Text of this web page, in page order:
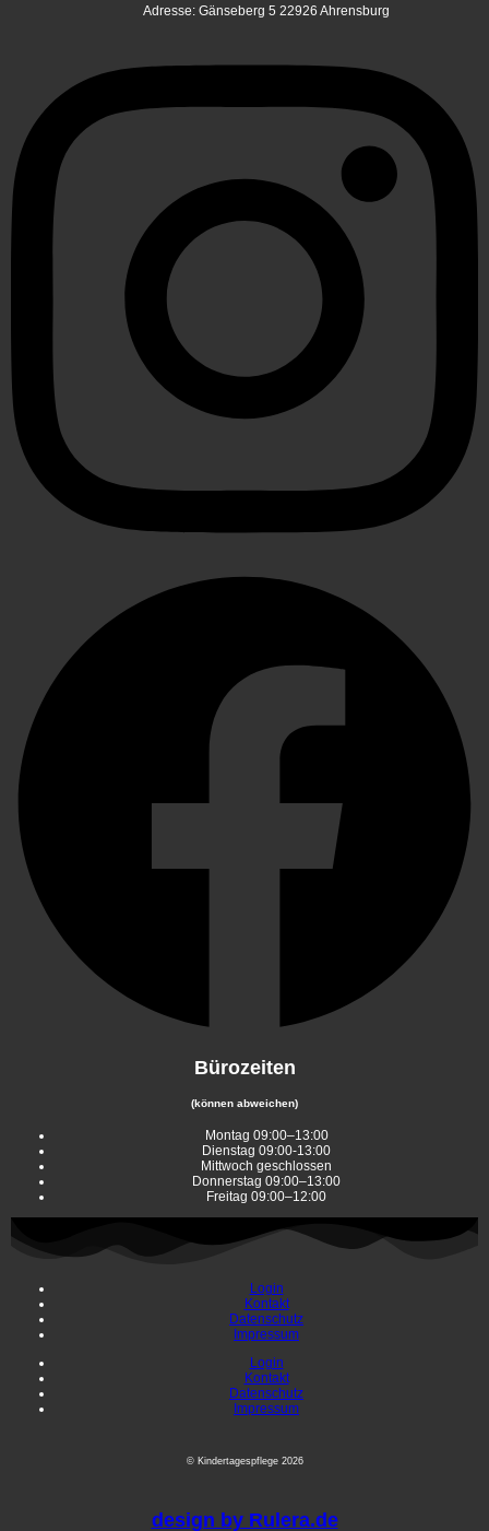
Adresse: Gänseberg 5 22926 Ahrensburg
Bürozeiten
(können abweichen)
Montag 09:00–13:00
Dienstag 09:00-13:00
Mittwoch geschlossen
Donnerstag 09:00–13:00
Freitag 09:00–12:00
Login
Kontakt
Datenschutz
Impressum
Login
Kontakt
Datenschutz
Impressum
© Kindertagespflege 2026
design by Rulera.de